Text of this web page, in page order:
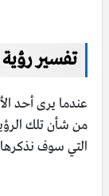
تفسير رؤية
عندما يرى أحد
من شأن تلك
التي سوف نذكرها